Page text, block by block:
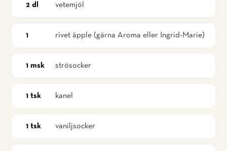
2 dl vetemjöl
1 rivet äpple (gärna Aroma eller Ingrid-Marie)
1 msk strösocker
1 tsk kanel
1 tsk vaniljsocker